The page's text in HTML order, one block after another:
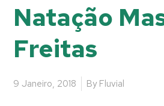
Natação
Freitas
9 Janeiro, 2018 By Fluvial